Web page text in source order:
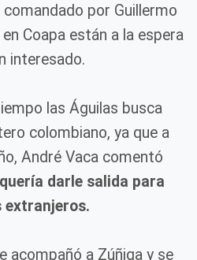
por Guillermo
Coapa están a la espera
interesado.
las Águilas busca
colombiano, ya que a
André Vaca comentó
darle salida para
extranjeros.
acompañó a Zúñiga y se